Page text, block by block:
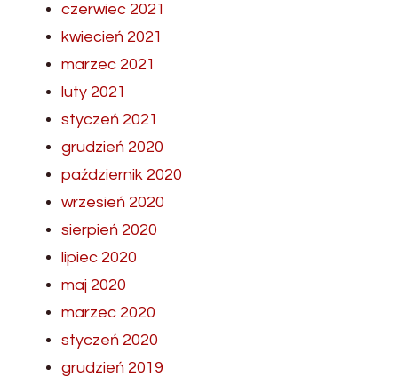
czerwiec 2021
kwiecień 2021
marzec 2021
luty 2021
styczeń 2021
grudzień 2020
październik 2020
wrzesień 2020
sierpień 2020
lipiec 2020
maj 2020
marzec 2020
styczeń 2020
grudzień 2019